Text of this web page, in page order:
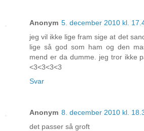
Anonym 5. december 2010 kl.
jeg vil ikke lige fram sige at det
lige så god som ham og den
mend er da dumme. jeg tror ikke
<3<3<3<3
Svar
Anonym 8. december 2010 kl.
det passer så groft